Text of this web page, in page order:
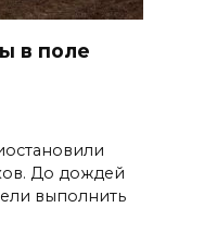
в поле
До дождей
выполнить